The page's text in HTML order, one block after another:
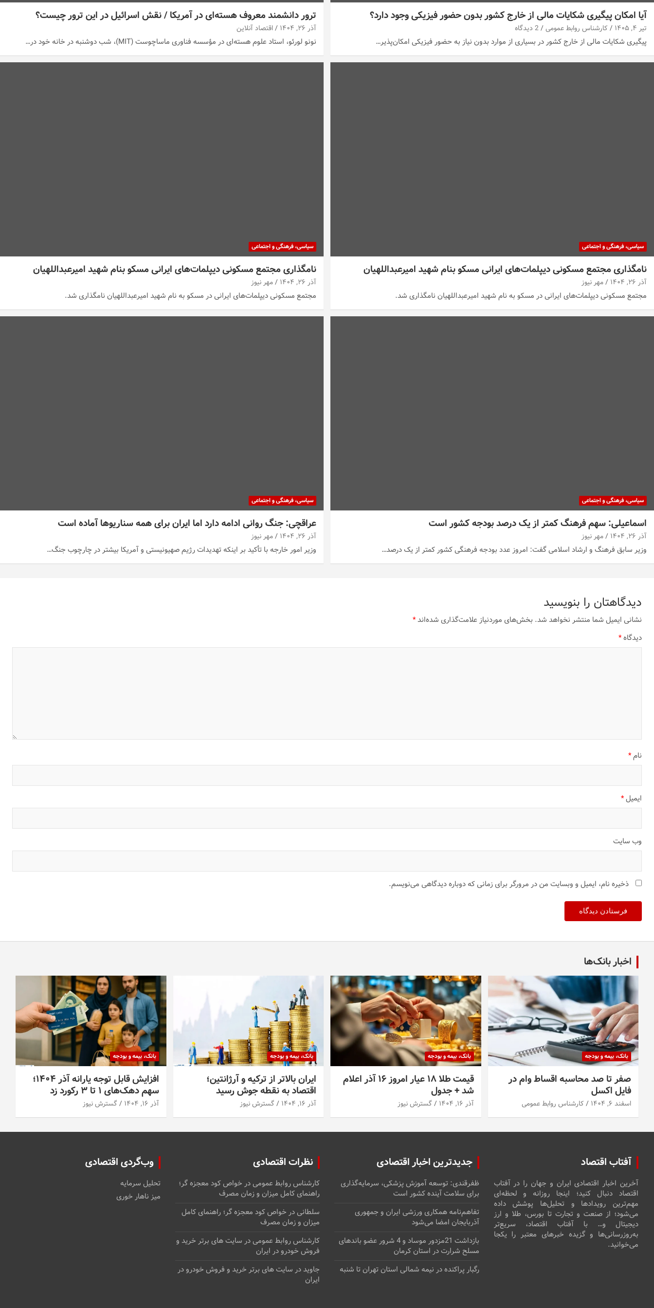
آیا امکان پیگیری شکایات مالی از خارج کشور بدون حضور فیزیکی وجود دارد؟
تیر ۴, ۱۴۰۵ کارشناس روابط عمومی 2 دیدگاه
پیگیری شکایات مالی از خارج کشور در بسیاری از موارد بدون نیاز به حضور فیزیکی امکان‌پذیر…
ترور دانشمند معروف هسته‌ای در آمریکا / نقش اسرائیل در این ترور چیست؟
آذر ۲۶, ۱۴۰۴ اقتصاد آنلاین
نونو لورئو، استاد علوم هسته‌ای در مؤسسه فناوری ماساچوست (MIT)، شب دوشنبه در خانه خود در…
سیاسی، فرهنگی و اجتماعی
نامگذاری مجتمع مسکونی دیپلمات‌های ایرانی مسکو بنام شهید امیرعبداللهیان
آذر ۲۶, ۱۴۰۴ مهر نیوز
مجتمع مسکونی دیپلمات‌های ایرانی در مسکو به نام شهید امیرعبداللهیان نامگذاری شد.
سیاسی، فرهنگی و اجتماعی
نامگذاری مجتمع مسکونی دیپلمات‌های ایرانی مسکو بنام شهید امیرعبداللهیان
آذر ۲۶, ۱۴۰۴ مهر نیوز
مجتمع مسکونی دیپلمات‌های ایرانی در مسکو به نام شهید امیرعبداللهیان نامگذاری شد.
سیاسی، فرهنگی و اجتماعی
اسماعیلی: سهم فرهنگ کمتر از یک درصد بودجه کشور است
آذر ۲۶, ۱۴۰۴ مهر نیوز
وزیر سابق فرهنگ و ارشاد اسلامی گفت: امروز عدد بودجه فرهنگی کشور کمتر از یک درصد…
سیاسی، فرهنگی و اجتماعی
عراقچی: جنگ روانی ادامه دارد اما ایران برای همه سناریوها آماده است
آذر ۲۶, ۱۴۰۴ مهر نیوز
وزیر امور خارجه با تأکید بر اینکه تهدیدات رژیم صهیونیستی و آمریکا بیشتر در چارچوب جنگ…
دیدگاهتان را بنویسید
نشانی ایمیل شما منتشر نخواهد شد. بخش‌های موردنیاز علامت‌گذاری شده‌اند*
دیدگاه*
نام*
ایمیل*
وب‌ سایت
ذخیره نام، ایمیل و وبسایت من در مرورگر برای زمانی که دوباره دیدگاهی می‌نویسم.
اخبار بانک‌ها
بانک، بیمه و بودجه
صفر تا صد محاسبه اقساط وام در
فایل اکسل
اسفند ۶, ۱۴۰۴ کارشناس روابط عمومی
بانک، بیمه و بودجه
قیمت طلا ۱۸ عیار امروز ۱۶ آذر اعلام
شد + جدول
آذر ۱۶, ۱۴۰۴ گسترش نیوز
بانک، بیمه و بودجه
ایران بالاتر از ترکیه و آرژانتین؛
اقتصاد به نقطه جوش رسید
آذر ۱۶, ۱۴۰۴ گسترش نیوز
بانک، بیمه و بودجه
افزایش قابل توجه یارانه آذر ۱۴۰۴؛
سهم دهک‌های ۱ تا ۳ رکورد زد
آذر ۱۶, ۱۴۰۴ گسترش نیوز
آفتاب اقتصاد
آخرین اخبار اقتصادی ایران و جهان را در آفتاب
اقتصاد دنبال کنید؛ اینجا روزانه و لحظه‌ای
مهم‌ترین رویدادها و تحلیل‌ها پوشش داده
می‌شود؛ از صنعت و تجارت تا بورس، طلا و ارز
دیجیتال و… با آفتاب اقتصاد، سریع‌تر
به‌روزرسانی‌ها و گزیده خبرهای معتبر را یکجا
می‌خوانید.
جدیدترین اخبار اقتصادی
ظفرقندی: توسعه آموزش پزشکی، سرمایه‌گذاری
برای سلامت آینده کشور است
تفاهم‌نامه همکاری ورزشی ایران و جمهوری
آذربایجان امضا می‌شود
بازداشت 21مزدور موساد و 4 شرور عضو باندهای
مسلح شرارت در استان کرمان
رگبار پراکنده در نیمه شمالی استان تهران تا شنبه
نظرات اقتصادی
کارشناس روابط عمومیدر خواص کود معجزه گر؛
راهنمای کامل میزان و زمان مصرف
سلطانیدر خواص کود معجزه گر؛ راهنمای کامل
میزان و زمان مصرف
کارشناس روابط عمومیدر سایت های برتر خرید و
فروش خودرو در ایران
جاویددر سایت های برتر خرید و فروش خودرو در
ایران
وب‌گردی اقتصادی
تحلیل سرمایه
میز ناهار خوری